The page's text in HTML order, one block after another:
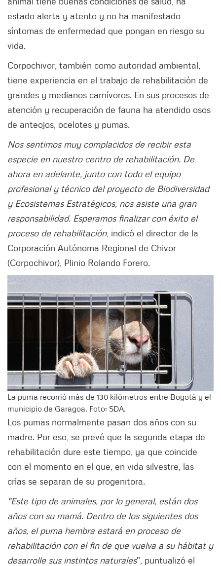
estado alerta y atento y no ha manifestado
síntomas de enfermedad que pongan en riesgo su
vida.
Corpochivor, también como autoridad ambiental,
tiene experiencia en el trabajo de rehabilitación de
grandes y medianos carnívoros. En sus procesos de
atención y recuperación de fauna ha atendido osos
de anteojos, ocelotes y pumas.
Nos sentimos muy complacidos de recibir esta
especie en nuestro centro de rehabilitación. De
ahora en adelante, junto con todo el equipo
profesional y técnico del proyecto de Biodiversidad
y Ecosistemas Estratégicos, nos asiste una gran
responsabilidad. Esperamos finalizar con éxito el
proceso de rehabilitación, indicó el director de la
Corporación Autónoma Regional de Chivor
(Corpochivor), Plinio Rolando Forero.
La puma recorrió más de 130 kilómetros entre Bogotá y el
municipio de Garagoa. Foto: SDA.
Los pumas normalmente pasan dos años con su
madre. Por eso, se prevé que la segunda etapa de
rehabilitación dure este tiempo, ya que coincide
con el momento en el que, en vida silvestre, las
crías se separan de su progenitora.
"Este tipo de animales, por lo general, están dos
años con su mamá. Dentro de los siguientes dos
años, el puma hembra estará en proceso de
rehabilitación con el fin de que vuelva a su hábitat y
desarrolle sus instintos naturales", puntualizó el